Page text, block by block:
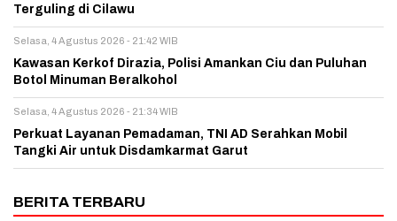
Terguling di Cilawu
Selasa, 4 Agustus 2026 - 21:42 WIB
Kawasan Kerkof Dirazia, Polisi Amankan Ciu dan Puluhan
Botol Minuman Beralkohol
Selasa, 4 Agustus 2026 - 21:34 WIB
Perkuat Layanan Pemadaman, TNI AD Serahkan Mobil
Tangki Air untuk Disdamkarmat Garut
BERITA TERBARU